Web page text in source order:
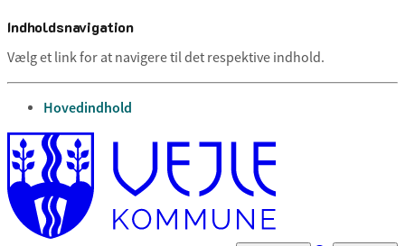
Indholdsnavigation
Vælg et link for at navigere til det respektive indhold.
gå til
Hovedindhold